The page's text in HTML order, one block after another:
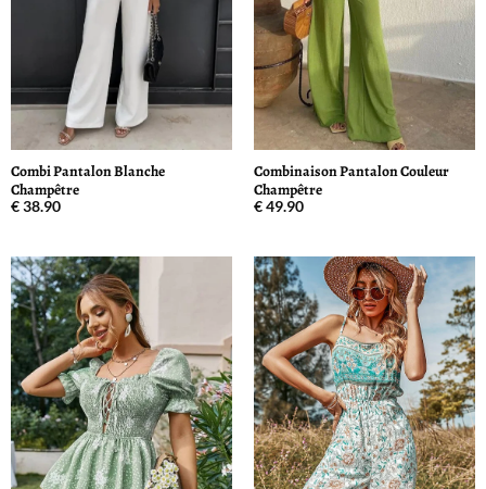
Combi Pantalon Blanche
Champêtre
€38.90
Combinaison Pantalon Couleur
Champêtre
€49.90